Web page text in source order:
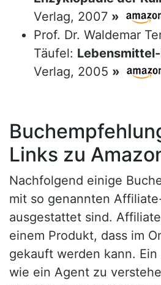
Verlag, 2007 »
Prof. Dr. Waldemar
Täufel:
Verlag, 2005 »
Links zu
Nachfolgend einige
mit so genannten
ausgestattet sind.
einem Produkt, dass im
gekauft werden kann.
wie ein Agent zu